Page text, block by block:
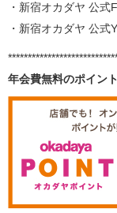
・新宿オカダヤ 公
・新宿オカダヤ 公
年会費無料のポイン